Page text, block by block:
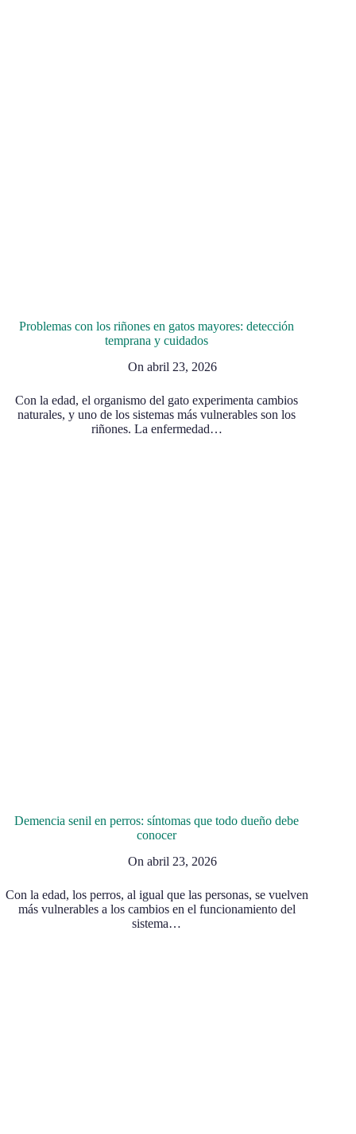
Problemas con los riñones en gatos mayores: detección
temprana y cuidados
On abril 23, 2026
Con la edad, el organismo del gato experimenta cambios
naturales, y uno de los sistemas más vulnerables son los
riñones. La enfermedad…
Demencia senil en perros: síntomas que todo dueño debe
conocer
On abril 23, 2026
Con la edad, los perros, al igual que las personas, se vuelven
más vulnerables a los cambios en el funcionamiento del
sistema…